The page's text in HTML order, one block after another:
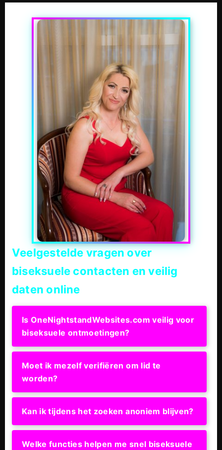
Veelgestelde vragen over
biseksuele contacten en veilig
daten online
Is OneNightstandWebsites.com veilig voor
biseksuele ontmoetingen?
Moet ik mezelf verifiëren om lid te
worden?
Kan ik tijdens het zoeken anoniem blijven?
Welke functies helpen me snel biseksuele